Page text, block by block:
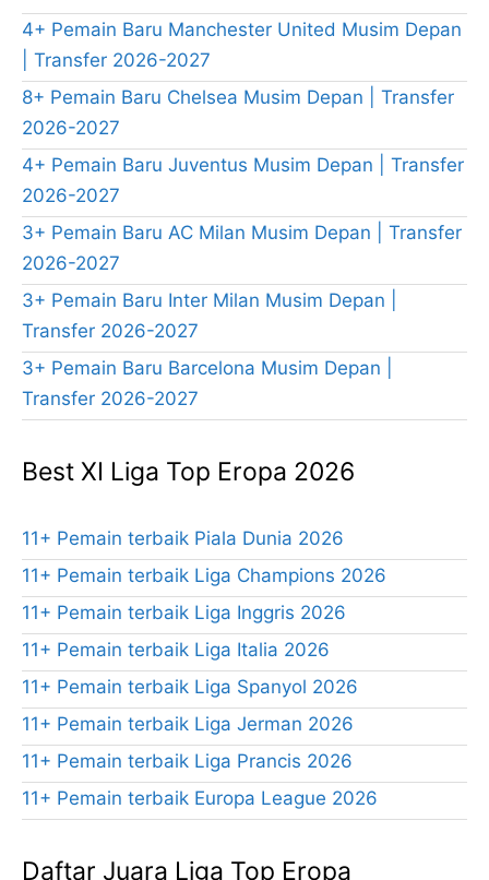
4+ Pemain Baru Manchester United Musim Depan
| Transfer 2026-2027
8+ Pemain Baru Chelsea Musim Depan | Transfer
2026-2027
4+ Pemain Baru Juventus Musim Depan | Transfer
2026-2027
3+ Pemain Baru AC Milan Musim Depan | Transfer
2026-2027
3+ Pemain Baru Inter Milan Musim Depan |
Transfer 2026-2027
3+ Pemain Baru Barcelona Musim Depan |
Transfer 2026-2027
Best XI Liga Top Eropa 2026
11+ Pemain terbaik Piala Dunia 2026
11+ Pemain terbaik Liga Champions 2026
11+ Pemain terbaik Liga Inggris 2026
11+ Pemain terbaik Liga Italia 2026
11+ Pemain terbaik Liga Spanyol 2026
11+ Pemain terbaik Liga Jerman 2026
11+ Pemain terbaik Liga Prancis 2026
11+ Pemain terbaik Europa League 2026
Daftar Juara Liga Top Eropa